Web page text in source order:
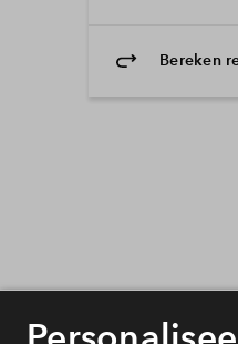
SelecteerBereken